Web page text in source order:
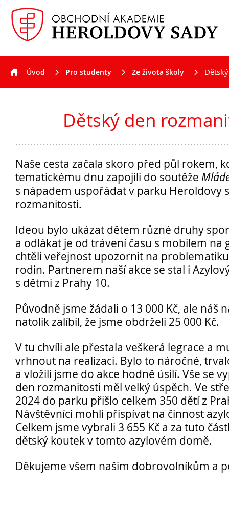
Aktuality
Podzimní maturitní zkoušky 2026
Pro
uchazeče
Úvod Pro studenty Ze života školy
Dětský den
Naše cesta začala skoro před půl rokem,
tematickému dnu zapojili do soutěže
s nápadem uspořádat v parku Heroldovy
rozmanitosti.
Ideou bylo ukázat dětem různé druhy
a odlákat je od trávení času s mobilem na
chtěli veřejnost upozornit na
rodin. Partnerem naší akce se stal i
s dětmi z Prahy 10.
Původně jsme žádali o 13 000 Kč, ale náš
natolik zalíbil, že jsme obdrželi 25 000 Kč.
V tu chvíli ale přestala veškerá legrace a
vrhnout na realizaci. Bylo to náročné,
a vložili jsme do akce hodně úsilí. Vše se
den rozmanitosti měl velký úspěch. Ve
2024 do parku přišlo celkem 350 dětí z
Návštěvníci mohli přispívat na činnost
Celkem jsme vybrali 3 655 Kč a za tuto
dětský koutek v tomto azylovém domě.
Děkujeme všem našim dobrovolníkům a